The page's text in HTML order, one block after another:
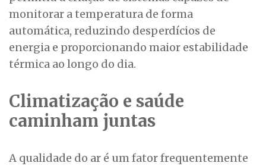
monitorar a temperatura de forma
automática, reduzindo desperdícios de
energia e proporcionando maior estabilidade
térmica ao longo do dia.
Climatização e saúde
caminham juntas
A qualidade do ar é um fator frequentemente